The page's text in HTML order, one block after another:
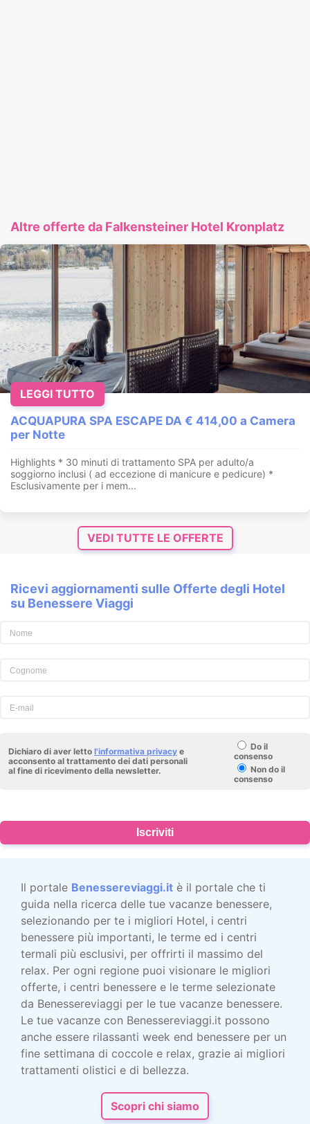
Altre offerte da Falkensteiner Hotel Kronplatz
ACQUAPURA SPA ESCAPE DA € 414,00 a Camera
per Notte
Highlights * 30 minuti di trattamento SPA per adulto/a
soggiorno inclusi ( ad eccezione di manicure e pedicure) *
Esclusivamente per i mem...
LEGGI TUTTO
VEDI TUTTE LE OFFERTE
Ricevi aggiornamenti sulle Offerte degli Hotel
su Benessere Viaggi
Dichiaro di aver letto l'informativa privacy e
acconsento al trattamento dei dati personali
al fine di ricevimento della newsletter.
Do il
consenso
Non do il
consenso
Iscriviti
Il portale Benessereviaggi.it è il portale che ti
guida nella ricerca delle tue vacanze benessere,
selezionando per te i migliori Hotel, i centri
benessere più importanti, le terme ed i centri
termali più esclusivi, per offrirti il massimo del
relax. Per ogni regione puoi visionare le migliori
offerte, i centri benessere e le terme selezionate
da Benessereviaggi per le tue vacanze benessere.
Le tue vacanze con Benessereviaggi.it possono
anche essere rilassanti week end benessere per un
fine settimana di coccole e relax, grazie ai migliori
trattamenti olistici e di bellezza.
Scopri chi siamo